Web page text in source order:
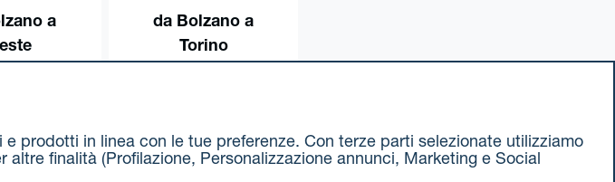
a
da Bolzano a
Torino
prodotti in linea con le tue preferenze. Con terze parti selezionate utilizziamo
finalità (Profilazione, Personalizzazione annunci, Marketing e Social